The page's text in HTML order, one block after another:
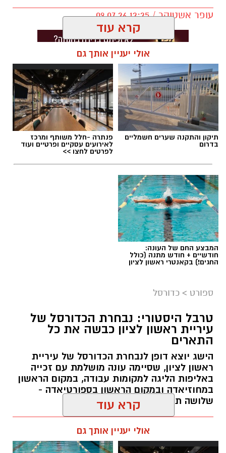
עופר אשטוקר / 12:25 09.07.26
תגים:מכבי ראשון לציון, אור קורלניוס
אור קורנליוס חתם במכבי ראשון לציון
מכבי ראשון לציון ממשיכה לבנות את הסגל לעונת
2026/27 והודיעה היום (חמישי) על החתמתו של אור
קורנליוס.
קורנליוס (29, 1.99 מ') גדל במחלקת הנוער של
המועדון וחוזר ללבוש את המדים הכתומים לאחר
מספר עונות בליגת העל, בהן צבר ניסיון במדי
קרא עוד
אולי יעניין אותך גם
תיקון והתקנה שערים חשמליים
בדרום
פנתרה -חלל משותף ומרכז
לאירועים עסקיים ופרטיים ועוד
לפרטים לחצו >>
המבצע החם של העונה:
חודשיים + חודש מתנה (כולל
החגים!) בקאנטרי ראשון לציון
ספורט > כדורסל
טרבל היסטורי: נבחרת הכדורסל של
עיריית ראשון לציון כבשה את כל
התארים
הישג יוצא דופן לנבחרת הכדורסל של עיריית
ראשון לציון, שסיימה עונה מושלמת עם זכייה
באליפות הליגה למקומות עבודה, במקום הראשון
במחוזיאדה ובמקום הראשון בספורטיאדה -
שלושה תארים בעונה אחת
קרא עוד